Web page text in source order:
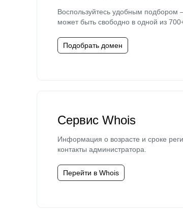
Воспользуйтесь удобным
может быть свободно в одной из
Подобрать домен
Сервис Whois
Информация о возрасте и сроке
контакты администратора.
Перейти в Whois